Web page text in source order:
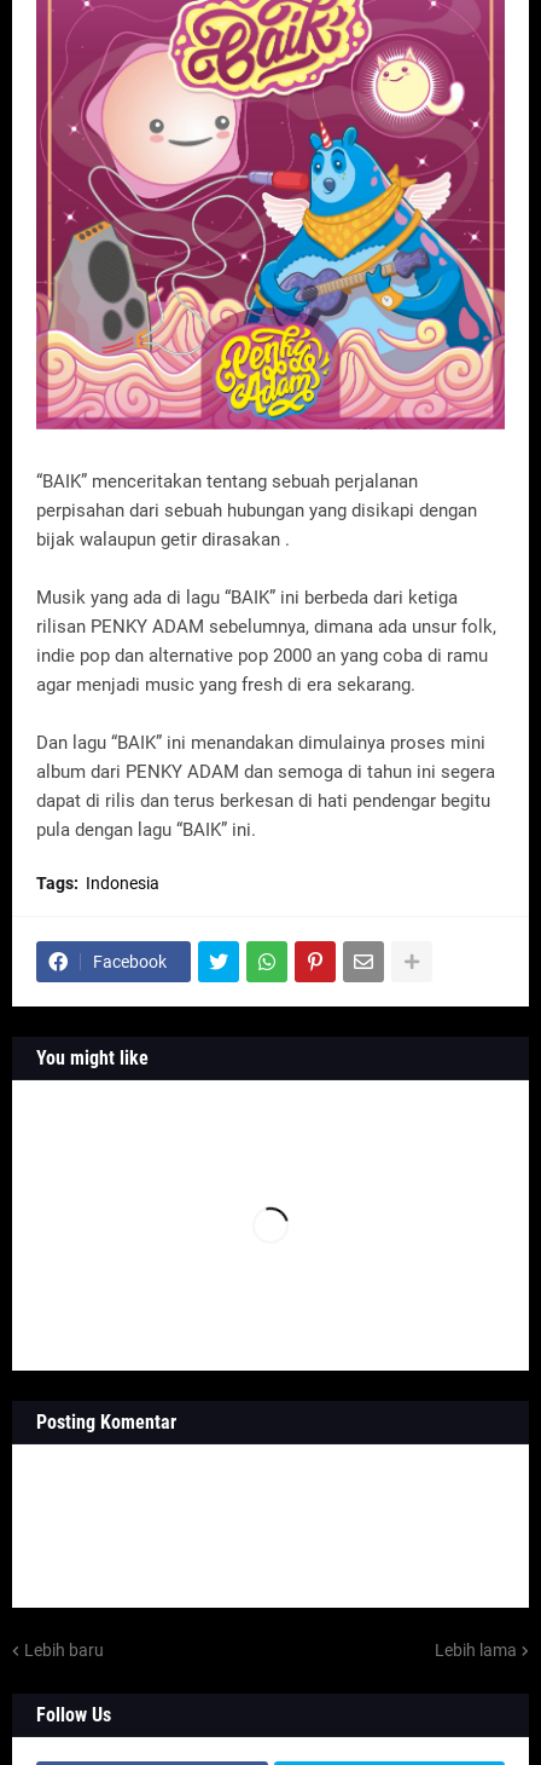
“BAIK” menceritakan tentang sebuah perjalanan
perpisahan dari sebuah hubungan yang disikapi dengan
bijak walaupun getir dirasakan .
Musik yang ada di lagu “BAIK” ini berbeda dari ketiga
rilisan PENKY ADAM sebelumnya, dimana ada unsur folk,
indie pop dan alternative pop 2000 an yang coba di ramu
agar menjadi music yang fresh di era sekarang.
Dan lagu “BAIK” ini menandakan dimulainya proses mini
album dari PENKY ADAM dan semoga di tahun ini segera
dapat di rilis dan terus berkesan di hati pendengar begitu
pula dengan lagu “BAIK” ini.
Tags: Indonesia
Facebook
You might like
Posting Komentar
Lebih baru Lebih lama
Follow Us